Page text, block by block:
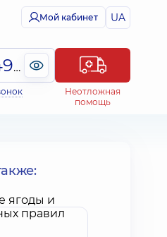
Мой кабинет UA
(044) 495-2-888
Неотложная
помощь